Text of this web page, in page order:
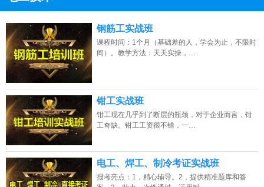
点击免费咨询电话：13807313137
钢筋工实战班
课程时间：1个月（基础差的人，学会为止，不限时
间）。教学方法：天天实操，…
钳工实战班
钳工现在几乎到了断层的瓶颈，对于企业而言，钳
工奇缺。钳工工资很不错，一…
电工、焊工、制冷考证实战班
报考亮点：1，精心辅导。2，提供精准题库和答